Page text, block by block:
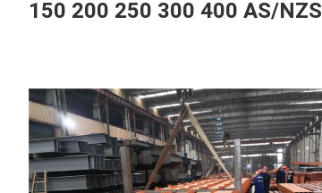
150 200 250 300 400 AS/NZS